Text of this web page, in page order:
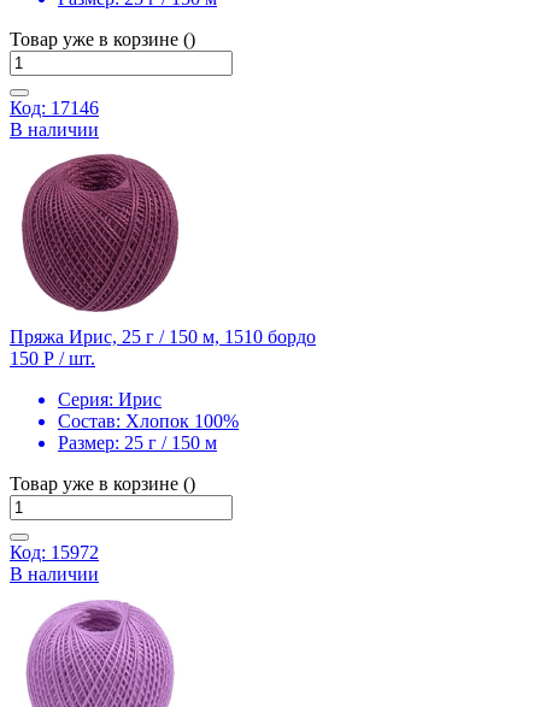
Товар уже в корзине ()
Код: 17146
В наличии
Пряжа Ирис, 25 г / 150 м, 1510 бордо
150 Р / шт.
Серия: Ирис
Состав: Хлопок 100%
Размер: 25 г / 150 м
Товар уже в корзине ()
Код: 15972
В наличии